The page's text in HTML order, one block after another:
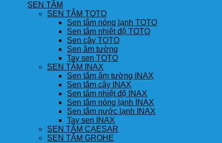
SEN TẮM
SEN TẮM TOTO
Sen tắm nóng lạnh TOTO
Sen tắm nhiệt độ TOTO
Sen cây TOTO
Sen âm tường
Tay sen TOTO
SEN TẮM INAX
Sen tắm âm tường INAX
Sen tắm cây INAX
Sen tắm nhiệt độ INAX
Sen tắm nóng lạnh INAX
Sen tắm nước lạnh INAX
Tay sen INAX
SEN TẮM CAESAR
SEN TẮM GROHE